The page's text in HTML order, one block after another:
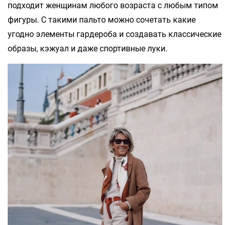
подходит женщинам любого возраста с любым типом
фигуры. С такими пальто можно сочетать какие
угодно элементы гардероба и создавать классические
образы, кэжуал и даже спортивные луки.